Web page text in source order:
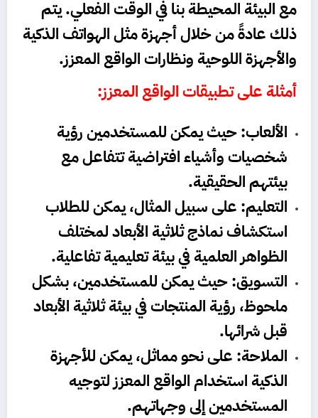
مع البيئة المحيطة بنا في الوقت الفعلي. يتم
ذلك عادةً من خلال أجهزة مثل الهواتف الذكية
والأجهزة اللوحية ونظارات الواقع المعزز.
أمثلة على تطبيقات الواقع المعزز:
الألعاب: حيث يمكن للمستخدمين رؤية
شخصيات وأشياء افتراضية تتفاعل مع
بيئتهم الحقيقية.
التعليم: على سبيل المثال، يمكن للطلاب
استكشاف نماذج ثلاثية الأبعاد لمختلف
الظواهر العلمية في بيئة تعليمية تفاعلية.
التسويق: حيث يمكن للمستخدمين، بشكل
ملحوظ، رؤية المنتجات في بيئة ثلاثية الأبعاد
قبل شرائها.
الملاحة: على نحو مماثل، يمكن للأجهزة
الذكية استخدام الواقع المعزز لتوجيه
المستخدمين إلى وجهاتهم.